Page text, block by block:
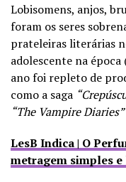
Lobisomens, anjos,
foram os seres
prateleiras literárias
adolescente na época
ano foi repleto de
como a saga
“The Vampire Diaries”
LesB Indica | O
metragem simples